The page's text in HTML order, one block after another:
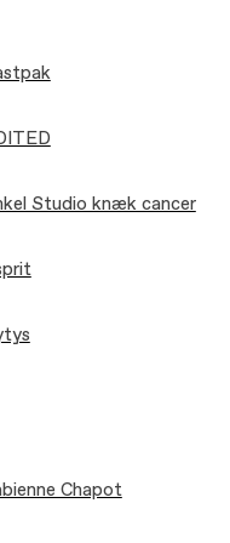
Studio knæk cancer
Chapot